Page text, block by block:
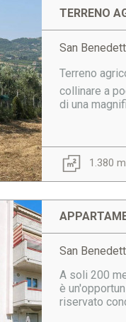
TERRENO
San
Terreno
collinare a
di una
1.380
San
A soli 200
è
riservato